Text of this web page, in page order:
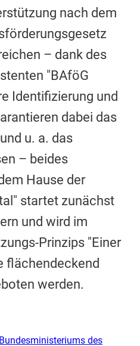
nach dem
– dank des
"BAföG
Identifizierung und
dabei das
u. a. das
– beides
Hause der
startet zunächst
und wird im
Prinzips "Einer
flächendeckend
werden.
des